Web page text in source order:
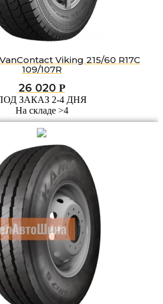
Viking 215/60 R17C
109/107R
26 020 Р
ЗАКАЗ 2-4 ДНЯ
На складе >4